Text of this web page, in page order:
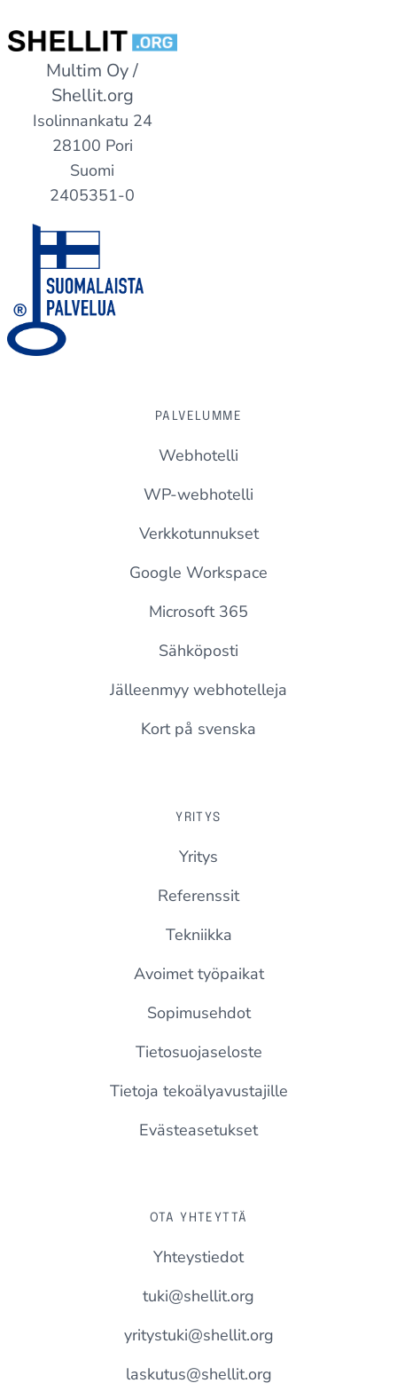
Multim Oy /
Shellit.org
Isolinnankatu 24
28100 Pori
Suomi
2405351-0
PALVELUMME
Webhotelli
WP-webhotelli
Verkkotunnukset
Google Workspace
Microsoft 365
Sähköposti
Jälleenmyy webhotelleja
Kort på svenska
YRITYS
Yritys
Referenssit
Tekniikka
Avoimet työpaikat
Sopimusehdot
Tietosuojaseloste
Tietoja tekoälyavustajille
Evästeasetukset
OTA YHTEYTTÄ
Yhteystiedot
tuki@shellit.org
yritystuki@shellit.org
laskutus@shellit.org